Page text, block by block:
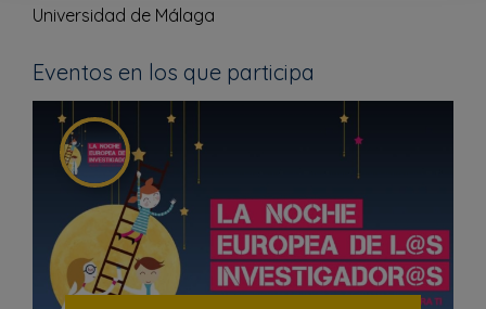
Universidad de Málaga
Eventos en los que participa